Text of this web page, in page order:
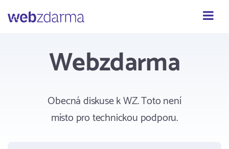
Webzdarma
Obecná diskuse k WZ. Toto není
místo pro technickou podporu.